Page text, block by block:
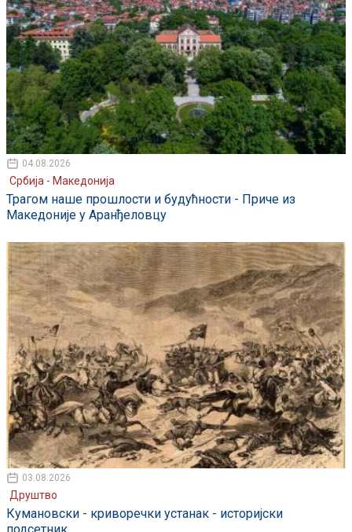
04.08.2026
Србија - Македонија
Трагом наше прошлости и будућности - Приче из
Македоније у Аранђеловцу
03.08.2026
Друштво
Кумановски - криворечки устанак - историјски